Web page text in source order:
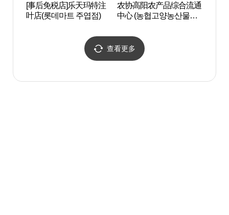
[事后免税店]乐天玛特注
叶店(롯데마트 주엽점)
农协高阳农产品综合流通
中心 (농협고양농산물종
查看更多